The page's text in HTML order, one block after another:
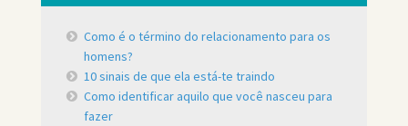
Como é o término do relacionamento para os
homens?
10 sinais de que ela está-te traindo
Como identificar aquilo que você nasceu para
fazer